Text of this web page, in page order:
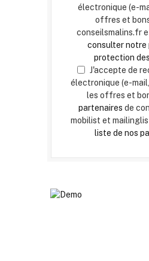
électronique (e-
offres et
conseilsmalins.fr
consulter notre
protection
J'accepte de
électronique (e-
les offres et
partenaires de
mobilist et
liste de nos